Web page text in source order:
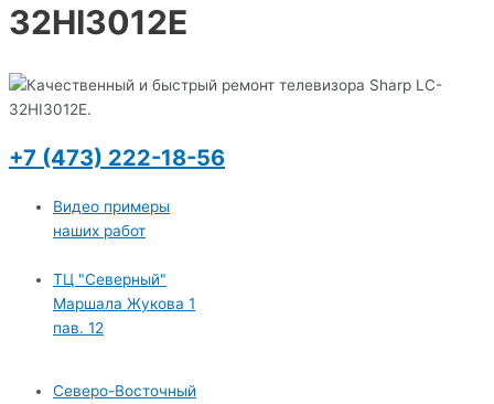
32HI3012E
+7 (473) 222-18-56
Видео примеры
наших работ
ТЦ "Северный"
Маршала Жукова 1
пав. 12
Северо-Восточный